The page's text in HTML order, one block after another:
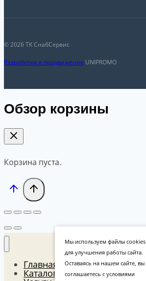
© 2026 ТК СнабСервис
Разработка и продвижение UNIPROMO
Обзор корзины
Корзина пуста.
Главная
Каталог
Мы используем файлы cookies
для улучшения работы сайта.
Оставаясь на нашем сайте, вы
соглашаетесь с условиями